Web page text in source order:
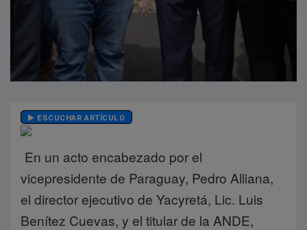
ESCUCHAR ARTÍCULO
En un acto encabezado por el
vicepresidente de Paraguay, Pedro Alliana,
el director ejecutivo de Yacyretá, Lic. Luis
Benítez Cuevas, y el titular de la ANDE,